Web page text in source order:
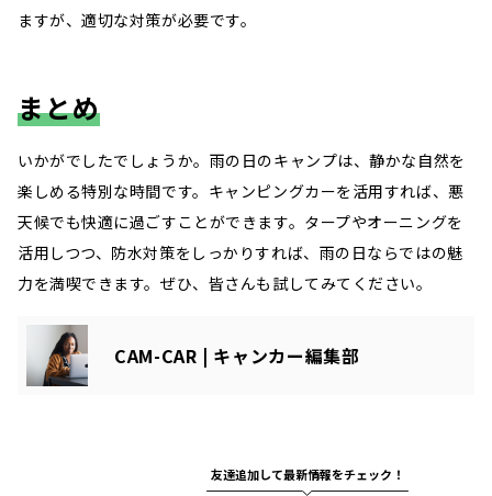
ますが、適切な対策が必要です。
まとめ
いかがでしたでしょうか。雨の日のキャンプは、静かな自然を
楽しめる特別な時間です。キャンピングカーを活用すれば、悪
天候でも快適に過ごすことができます。タープやオーニングを
活用しつつ、防水対策をしっかりすれば、雨の日ならではの魅
力を満喫できます。ぜひ、皆さんも試してみてください。
CAM-CAR | キャンカー編集部